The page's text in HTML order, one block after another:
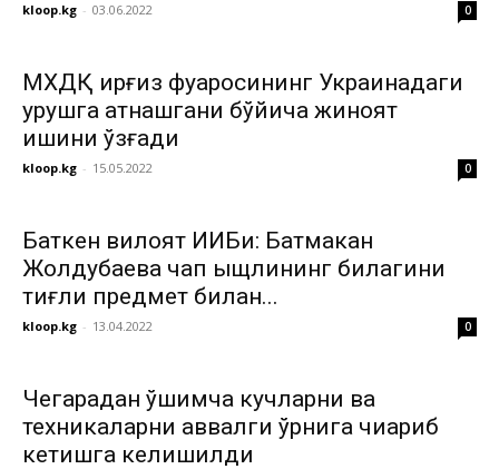
kloop.kg - 03.06.2022 0
МХДҚ қирғиз фуқаросининг Украинадаги
урушга қатнашгани бўйича жиноят
ишини қўзғади
kloop.kg - 15.05.2022 0
Баткен вилоят ИИБи: Батмакан
Жолдубаева чап ыщлининг билагини
тиғли предмет билан...
kloop.kg - 13.04.2022 0
Чегарадан қўшимча кучларни ва
техникаларни аввалги ўрнига чиқариб
кетишга келишилди